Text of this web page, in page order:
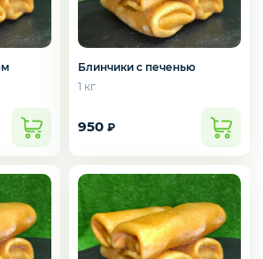
пельмени
Блинчики с печенью
1 кг
950 ₽